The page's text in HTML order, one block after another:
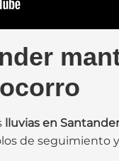
lluvias en Santander
de seguimiento